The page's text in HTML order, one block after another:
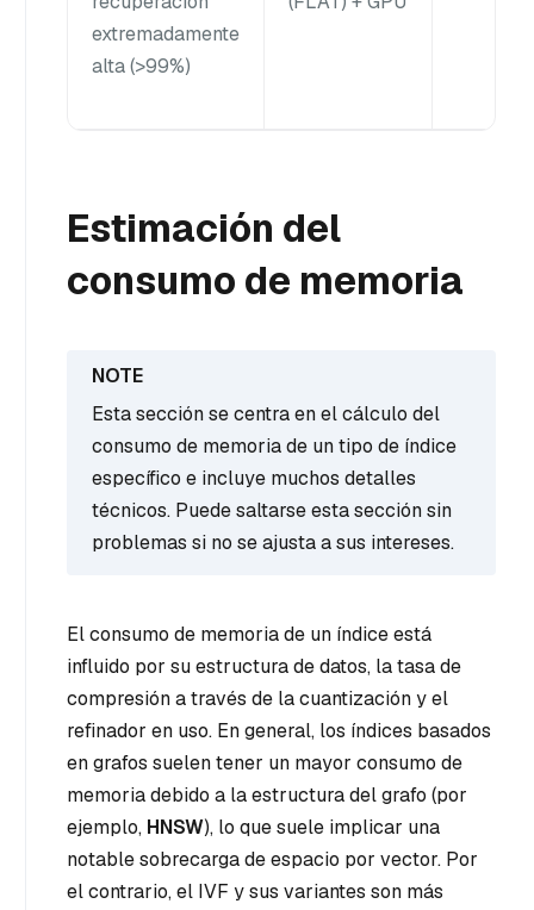
extremadamente
alta (>99%)
Estimación del
consumo de memoria
Esta sección se centra en el cálculo del
consumo de memoria de un tipo de índice
específico e incluye muchos detalles
técnicos. Puede saltarse esta sección sin
problemas si no se ajusta a sus intereses.
El consumo de memoria de un índice está
influido por su estructura de datos, la tasa de
compresión a través de la cuantización y el
refinador en uso. En general, los índices basados
en grafos suelen tener un mayor consumo de
memoria debido a la estructura del grafo (por
ejemplo, HNSW), lo que suele implicar una
notable sobrecarga de espacio por vector. Por
el contrario, el IVF y sus variantes son más